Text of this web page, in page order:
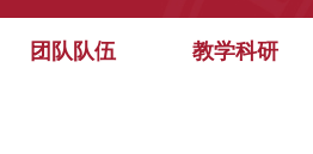
团队队伍 教学科研